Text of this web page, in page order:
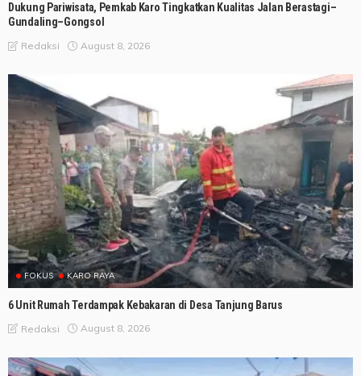
Dukung Pariwisata, Pemkab Karo Tingkatkan Kualitas Jalan Berastagi–
Gundaling–Gongsol
Redaksi August 8, 2026
FOKUS KARO RAYA
6 Unit Rumah Terdampak Kebakaran di Desa Tanjung Barus
Redaksi August 8, 2026